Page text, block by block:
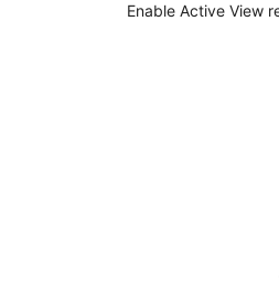
Enable Active View